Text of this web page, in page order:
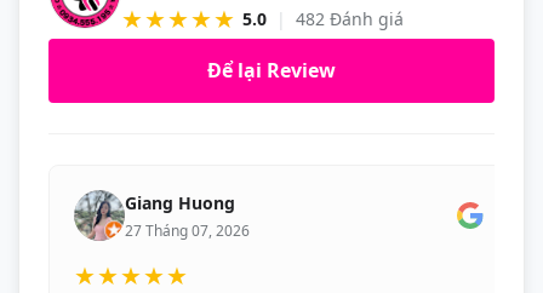
★★★★★ 5.0 | 482 Đánh giá
Để lại Review
Giang Huong
27 Tháng 07, 2026
★★★★★